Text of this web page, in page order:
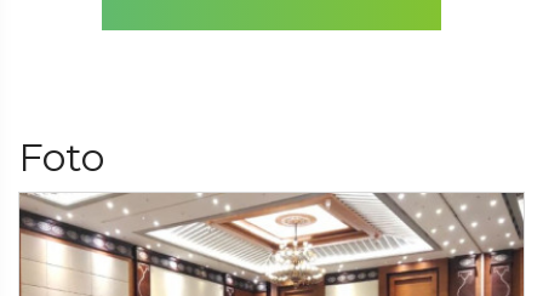
Foto